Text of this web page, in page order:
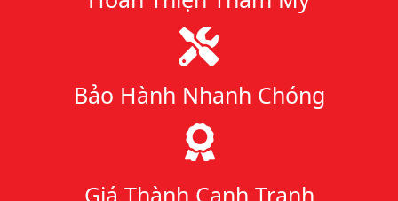
Bảo Hành Nhanh Chóng
Giá Thành Cạnh Tranh